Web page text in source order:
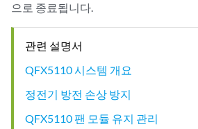
으로 종료됩니다.
관련 설명서
QFX5110 시스템 개요
정전기 방전 손상 방지
QFX5110 팬 모듈 유지 관리